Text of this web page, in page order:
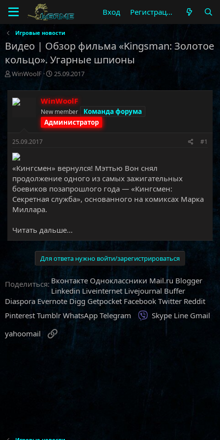
Вход Регистрация
Игровые новости
Видео | Обзор фильма «Kingsman: Золотое
кольцо». Угарные шпионы
А
т
о
р
ы
WinWoolF
Д
т
а
н
а
ч
25.09.2017
WinWoolF
New member
Команда форума
Администратор
25.09.2017 #1
«Кингсмен» вернулся! Мэттью Вон снял
продолжение одного из самых зажигательных
боевиков позапрошлого года — «Кингсмен:
Секретная служба», основанного на комиксах Марка
Миллара.​
Читать дальше...
Для ответа нужно войти/зарегистрироваться
Поделиться: Вконтакте Одноклассники Mail.ru Blogger
Linkedin Liveinternet Livejournal Buffer
Diaspora Evernote Digg Getpocket Facebook Twitter Reddit
Pinterest Tumblr WhatsApp Telegram Viber
Skype Line Gmail
yahoomail